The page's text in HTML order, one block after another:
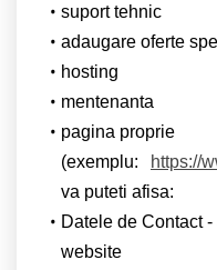
suport tehnic
adaugare oferte
hosting
mentenanta
pagina proprie
(exemplu:
https://
va puteti afisa:
Datele de Contact
website